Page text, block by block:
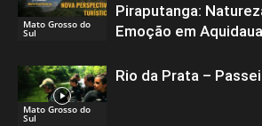
Mato Grosso do
Sul
Piraputanga:
Emoção em
Mato Grosso do
Sul
Rio da Prata –